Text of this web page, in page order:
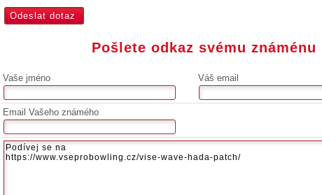
Pošlete odkaz svému známénu
Vaše jméno Váš email
Email Vašeho známého